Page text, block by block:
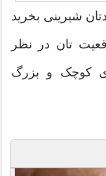
شیرینی بخرید
تان در نظر
کوچک و بزرگ